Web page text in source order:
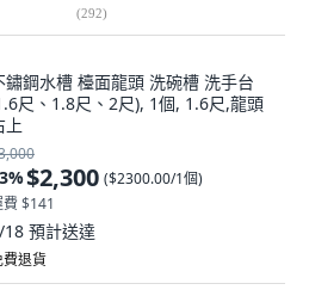
(292)
鏽鋼水槽 檯面龍頭 洗碗槽 洗手台
尺、1.8尺、2尺), 1個, 1.6尺,龍頭
上
%$2,300 ($2300.00/1個)
費 $141
18 預計送達
費退貨